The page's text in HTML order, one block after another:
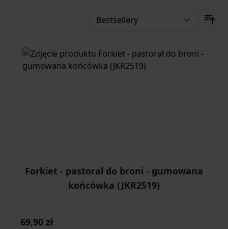
Forkiet - pastorał do broni - gumowana
końcówka (JKR2519)
69,90 zł